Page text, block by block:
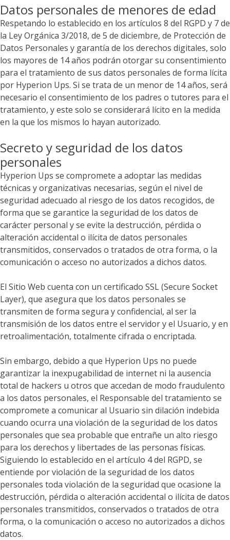
Datos personales de menores de edad
Respetando lo establecido en los artículos 8 del RGPD y 7 de
la Ley Orgánica 3/2018, de 5 de diciembre, de Protección de
Datos Personales y garantía de los derechos digitales, solo
los mayores de 14 años podrán otorgar su consentimiento
para el tratamiento de sus datos personales de forma lícita
por Hyperion Ups. Si se trata de un menor de 14 años, será
necesario el consentimiento de los padres o tutores para el
tratamiento, y este solo se considerará lícito en la medida
en la que los mismos lo hayan autorizado.
Secreto y seguridad de los datos
personales
Hyperion Ups se compromete a adoptar las medidas
técnicas y organizativas necesarias, según el nivel de
seguridad adecuado al riesgo de los datos recogidos, de
forma que se garantice la seguridad de los datos de
carácter personal y se evite la destrucción, pérdida o
alteración accidental o ilícita de datos personales
transmitidos, conservados o tratados de otra forma, o la
comunicación o acceso no autorizados a dichos datos.
El Sitio Web cuenta con un certificado SSL (Secure Socket
Layer), que asegura que los datos personales se
transmiten de forma segura y confidencial, al ser la
transmisión de los datos entre el servidor y el Usuario, y en
retroalimentación, totalmente cifrada o encriptada.
Sin embargo, debido a que Hyperion Ups no puede
garantizar la inexpugabilidad de internet ni la ausencia
total de hackers u otros que accedan de modo fraudulento
a los datos personales, el Responsable del tratamiento se
compromete a comunicar al Usuario sin dilación indebida
cuando ocurra una violación de la seguridad de los datos
personales que sea probable que entrañe un alto riesgo
para los derechos y libertades de las personas físicas.
Siguiendo lo establecido en el artículo 4 del RGPD, se
entiende por violación de la seguridad de los datos
personales toda violación de la seguridad que ocasione la
destrucción, pérdida o alteración accidental o ilícita de datos
personales transmitidos, conservados o tratados de otra
forma, o la comunicación o acceso no autorizados a dichos
datos.